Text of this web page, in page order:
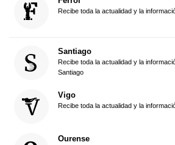
Recibe toda la actualidad y la
Santiago
Recibe toda la actualidad y la
Santiago
Vigo
Recibe toda la actualidad y la
Ourense